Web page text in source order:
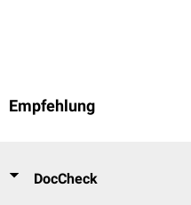
Empfehlung
DocCheck